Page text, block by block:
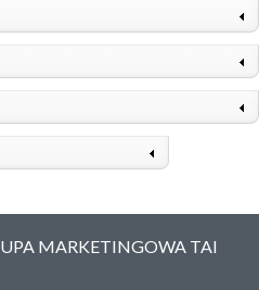
MARKETINGOWA TAI